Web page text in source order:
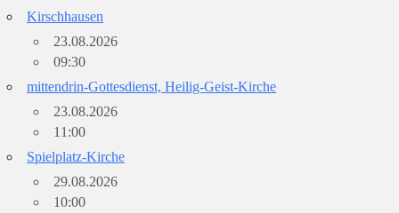
Kirschhausen
23.08.2026
09:30
mittendrin-Gottesdienst, Heilig-Geist-Kirche
23.08.2026
11:00
Spielplatz-Kirche
29.08.2026
10:00